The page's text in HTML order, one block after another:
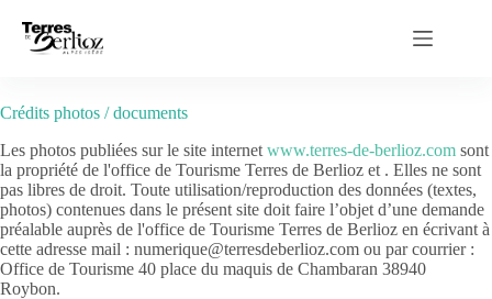
contenu
Crédits photos / documents
Les photos publiées sur le site internet www.terres-de-berlioz.com sont
la propriété de l'office de Tourisme Terres de Berlioz et . Elles ne sont
pas libres de droit. Toute utilisation/reproduction des données (textes,
photos) contenues dans le présent site doit faire l’objet d’une demande
préalable auprès de l'office de Tourisme Terres de Berlioz en écrivant à
cette adresse mail : numerique@terresdeberlioz.com ou par courrier :
Office de Tourisme 40 place du maquis de Chambaran 38940
Roybon.